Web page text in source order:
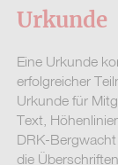
Urkunde
Eine Urkunde
erfolgreicher
Urkunde für
Text,
DRK-
die